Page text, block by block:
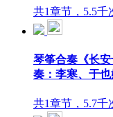
共1章节，5.5千
琴筝合奏《长
奏：李寒、于也
共1章节，5.7千